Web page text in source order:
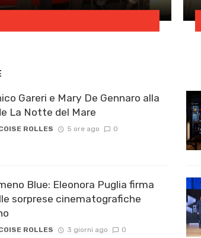
Gareri e Mary De Gennaro alla
La Notte del Mare
ROLLES 5 ore ago 0
Blue: Eleonora Puglia firma
sorprese cinematografiche
ROLLES 3 giorni ago 0